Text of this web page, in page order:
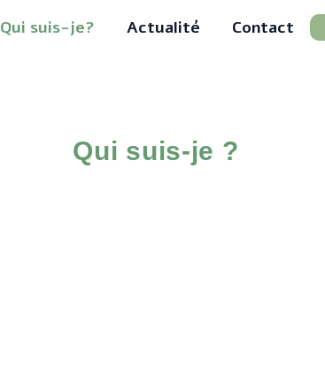
Qui suis-je? Actualité Contact
Qui suis-je ?